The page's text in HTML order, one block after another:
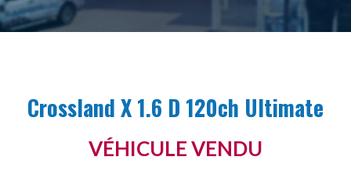
Crossland X 1.6 D 120ch Ultimate
VÉHICULE VENDU